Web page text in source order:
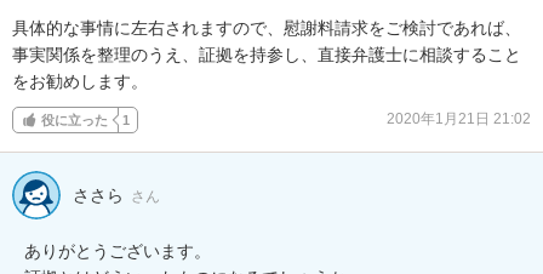
具体的な事情に左右されますので、慰謝料請求をご検討であれば、
事実関係を整理のうえ、証拠を持参し、直接弁護士に相談すること
をお勧めします。
役に立った 1 2020年1月21日 21:02
ささら さん
ありがとうございます。